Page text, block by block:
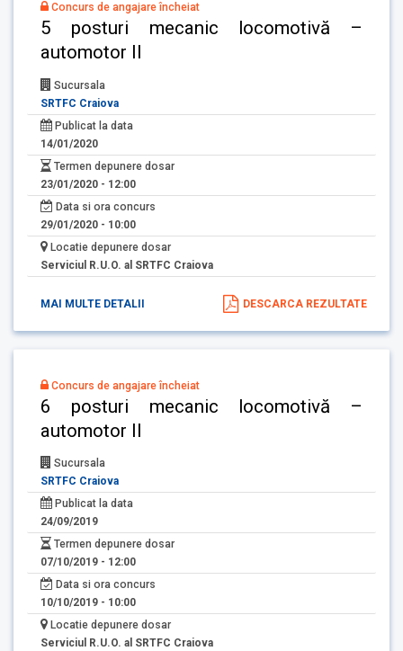
Concurs de angajare încheiat
5 posturi mecanic locomotivă –
automotor II
Sucursala
SRTFC Craiova
Publicat la data
14/01/2020
Termen depunere dosar
23/01/2020 - 12:00
Data si ora concurs
29/01/2020 - 10:00
Locatie depunere dosar
Serviciul R.U.O. al SRTFC Craiova
MAI MULTE DETALII DESCARCA REZULTATE
Concurs de angajare încheiat
6 posturi mecanic locomotivă –
automotor II
Sucursala
SRTFC Craiova
Publicat la data
24/09/2019
Termen depunere dosar
07/10/2019 - 12:00
Data si ora concurs
10/10/2019 - 10:00
Locatie depunere dosar
Serviciul R.U.O. al SRTFC Craiova